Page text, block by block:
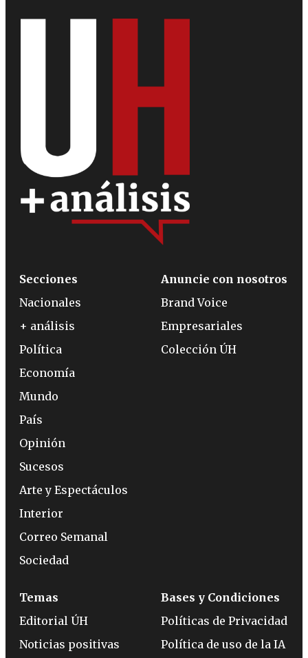
Secciones
Nacionales
+ análisis
Política
Economía
Mundo
País
Opinión
Sucesos
Arte y Espectáculos
Interior
Correo Semanal
Sociedad
Anuncie con nosotros
Brand Voice
Empresariales
Colección ÚH
Temas
Editorial ÚH
Noticias positivas
Bases y Condiciones
Políticas de Privacidad
Política de uso de la IA